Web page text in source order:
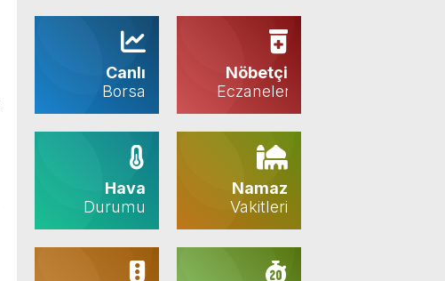
Canlı
Borsa
Nöbetçi
Eczaneler
Hava
Durumu
Namaz
Vakitleri